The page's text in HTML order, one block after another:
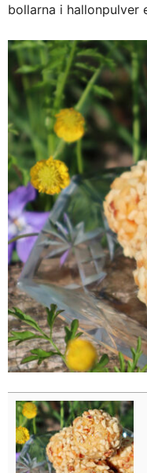
bollarna i hallonpulver